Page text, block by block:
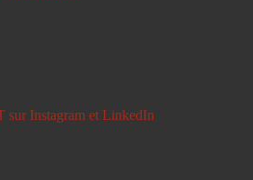
Instagram et LinkedIn